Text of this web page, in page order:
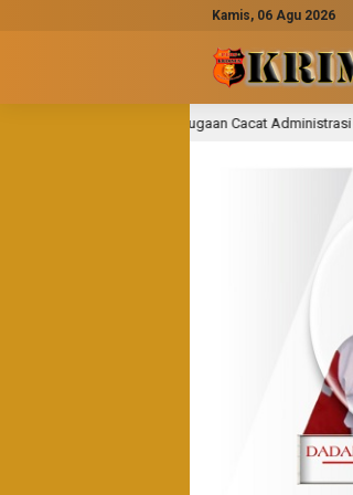
Kamis, 06 Agu 2026
Cacat Administrasi Surat Tanah Parit 19